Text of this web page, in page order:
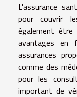
L'assurance
pour couvrir
également être
avantages en
assurances
comme des
pour les
important de